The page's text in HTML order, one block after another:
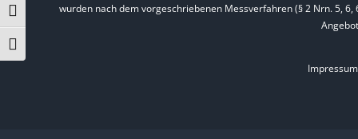
Umschalten auf hohe Kontraste
Schrift vergrößern
wurden nach dem vorgeschriebenen Messverfahren (§ 2 Nrn. 5,
Impressum